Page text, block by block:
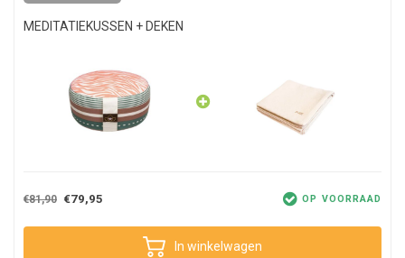
MEDITATIEKUSSEN + DEKEN
€81,90 €79,95 OP VOORRAAD
In winkelwagen